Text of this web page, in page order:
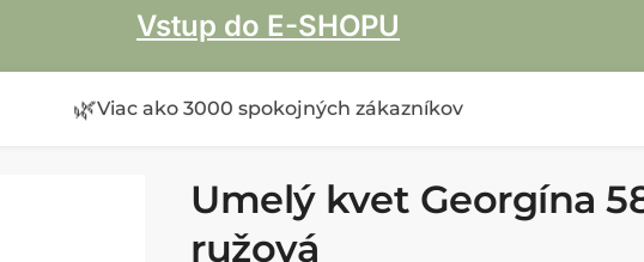
Vstup do E-SHOPU
🌿Viac ako 3000 spokojných zákazníkov
Umelý kvet Georgína
ružová